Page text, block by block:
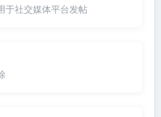
于社交媒体平台发帖